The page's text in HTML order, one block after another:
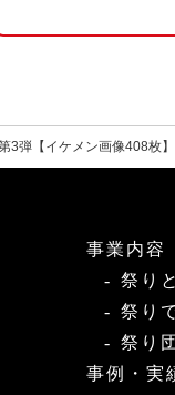
3弾【イケメン画像408枚
事業内容
祭り
祭り
祭り
事例・実